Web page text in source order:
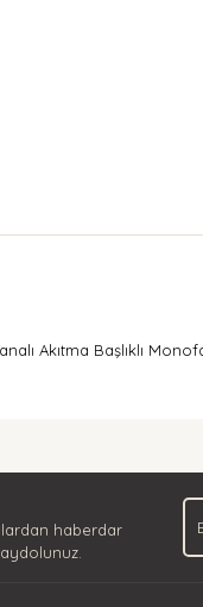
Akıtma Başlıklı
haberdar